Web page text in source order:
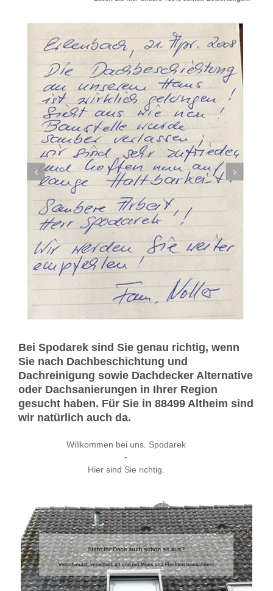
Bei Spodarek sind Sie genau richtig, wenn
Sie nach Dachbeschichtung und
Dachreinigung sowie Dachdecker Alternative
oder Dachsanierungen in Ihrer Region
gesucht haben. Für Sie in 88499 Altheim sind
wir natürlich auch da.
Willkommen bei uns. Spodarek
-
Hier sind Sie richtig.